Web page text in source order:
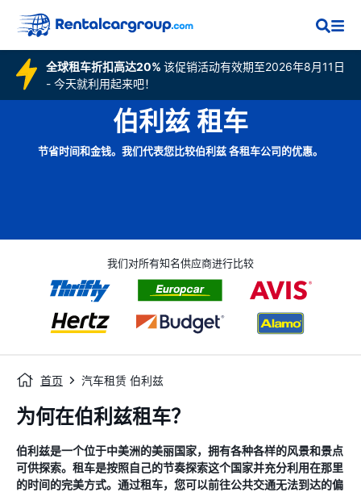
全球租车折扣高达20% 该促销活动有效期至2026年8月11日
- 今天就利用起来吧！
伯利兹 租车
节省时间和金钱。我们代表您比较伯利兹 各租车公司的优惠。
我们对所有知名供应商进行比较
首页 汽车租赁 伯利兹
为何在伯利兹租车？
伯利兹是一个位于中美洲的美丽国家，拥有各种各样的风景和景点
可供探索。租车是按照自己的节奏探索这个国家并充分利用在那里
的时间的完美方式。通过租车，您可以前往公共交通无法到达的偏